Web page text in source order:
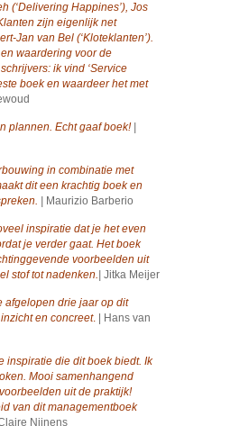
(‘Delivering Happines’), Jos
zijn eigenlijk net
Jan van Bel (‘Kloteklanten’).
waardering voor de
ik vind ‘Service
boek en waardeer het met
plannen. Echt gaaf boek!
in combinatie met
dit een krachtig boek en
Maurizio Barberio
inspiratie dat je het even
je verder gaat. Het boek
voorbeelden uit
stof tot nadenken. Jitka Meijer
afgelopen drie jaar op dit
en concreet. | Hans van
inspiratie die dit boek biedt. Ik
Mooi samenhangend
uit de praktijk!
van dit managementboek
Claire Nijnens